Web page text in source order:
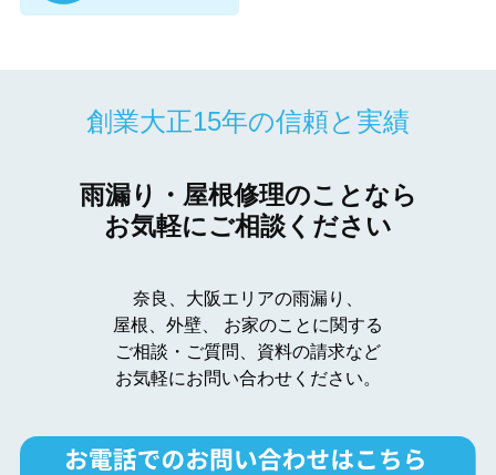
創業大正15年の信頼と実績
雨漏り・屋根修理のことなら
お気軽にご相談ください
奈良、大阪エリアの雨漏り、
屋根、外壁、
お家のことに関する
ご相談・ご質問、資料の請求など
お気軽にお問い合わせください。